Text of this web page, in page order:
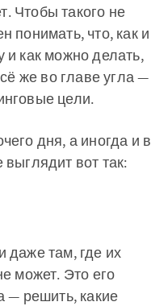
Чтобы такого не
понимать, что, как и
и как можно делать,
же во главе угла —
цели.
дня, а иногда и в
вот так:
даже там, где их
может. Это его
— решить, какие